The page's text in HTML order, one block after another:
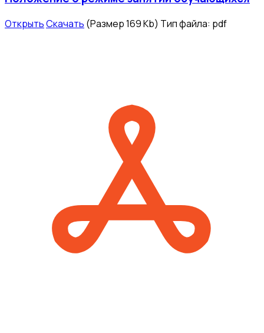
ОткрытьСкачать (Размер 169 Kb) Тип файла: pdf